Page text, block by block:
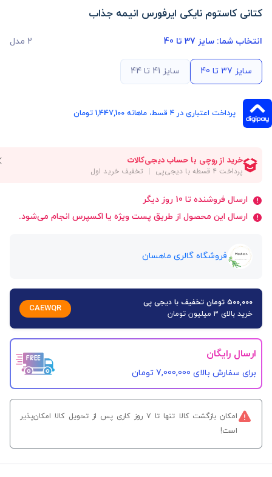
کتانی کاستوم نایکی ایرفورس انیمه جذاب
انتخاب شما: سایز 37 تا 40 2 مدل
سایز 37 تا 40 سایز 41 تا 44
پرداخت اعتباری در ۴ قسط، ماهانه 1,447,100 تومان
ارسال فروشنده تا 10 روز دیگر
ارسال این محصول از طریق پست ویژه یا اکسپرس انجام می‌شود.
فروشگاه گالری ماهسان
۵۰۰,۰۰۰ تومان تخفیف با دیجی پی
خرید بالای 3 میلیون تومان
CAEWQR
ارسال رایگان
برای سفارش‌ بالای 7,000,000 تومان
امکان بازگشت کالا تنها تا ۷ روز کاری پس از تحویل کالا امکان‌پذیر
است!